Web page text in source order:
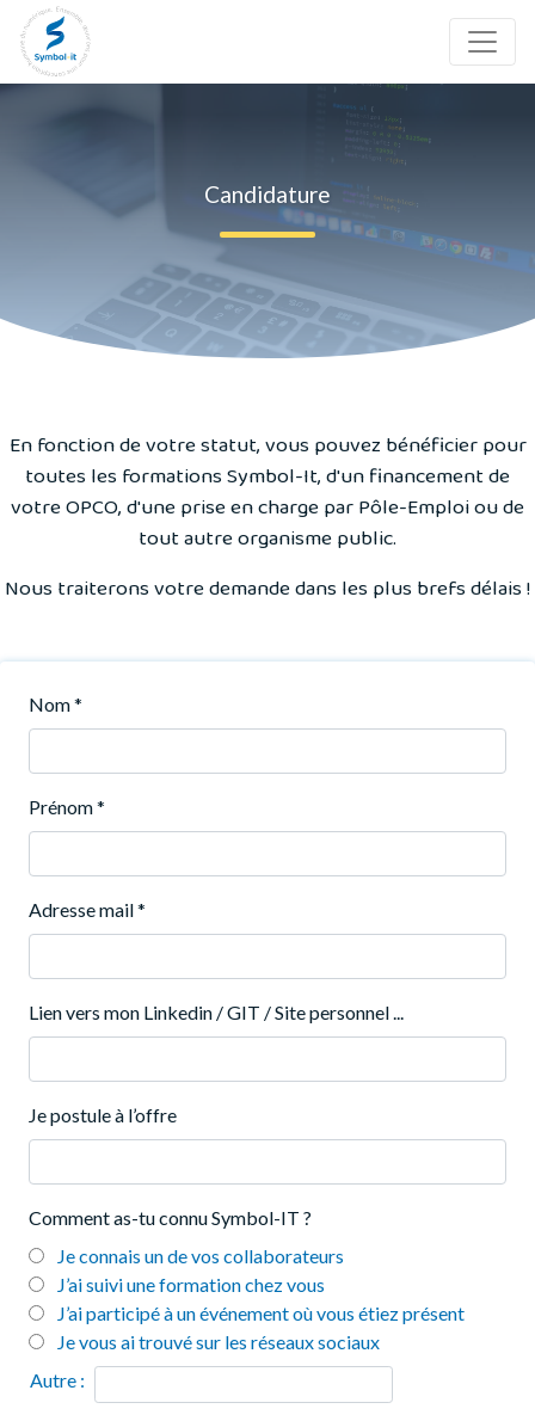
Candidature
En fonction de votre statut, vous pouvez bénéficier pour
toutes les formations Symbol-It, d'un financement de
votre OPCO, d'une prise en charge par Pôle-Emploi ou de
tout autre organisme public.
Nous traiterons votre demande dans les plus brefs délais !
Nom*
Prénom*
Adresse mail*
Lien vers mon Linkedin / GIT / Site personnel ...
Je postule à l’offre
Comment as-tu connu Symbol-IT ?
Je connais un de vos collaborateurs
J’ai suivi une formation chez vous
J’ai participé à un événement où vous étiez présent
Je vous ai trouvé sur les réseaux sociaux
Autre :